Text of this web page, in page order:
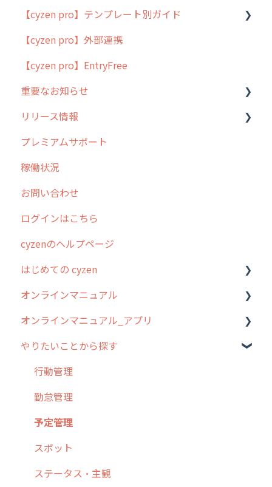
cyzen proの位置情報取得について
用語集
よくある質問
【cyzen pro】テンプレート別ガイド
ポスティング
ラウンダー
メンテナンス
外廻り営業
清掃
不動産
【cyzen pro】外部連携
【cyzen pro】EntryFree
重要なお知らせ
過去の重要なお知らせ
障害情報
リリース情報
リリース
2026年のリリース情報
2025年のリリース情報
2024年のリリース情報
2023年のリリース情報
過去のリリース
2019年までのリリース情報
お客様の声を実現しました
プレミアムサポート
稼働状況
お問い合わせ
ログインはこちら
cyzenのヘルプページ
はじめての cyzen
0. はじめてのcyzenの使い方
1. cyzenについて知ろう
2. 主要機能の概要
3. cyzenの位置情報取得について
4. cyzen利用前の準備：システム管理者編
5. 基本的な使い方：システム管理者編
6. 基本的な使い方：ユーザー編
7. 初心者向けよくある質問集
オンラインマニュアル
管理サイトの使い始め
ユーザー・グループ管理
行動管理
予定管理
スポット
ステータス・主観
報告書・行動種別
オンラインマニュアル_アプリ
アプリの使い始め
ホーム画面
スポット
報告閲覧
予定
日報
やりたいことから探す
行動管理
勤怠管理
予定管理
スポット
ステータス・主観